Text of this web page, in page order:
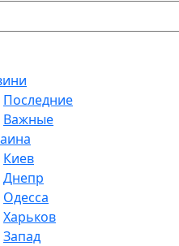
Последние
Важные
Киев
Днепр
Одесса
Харьков
Запад